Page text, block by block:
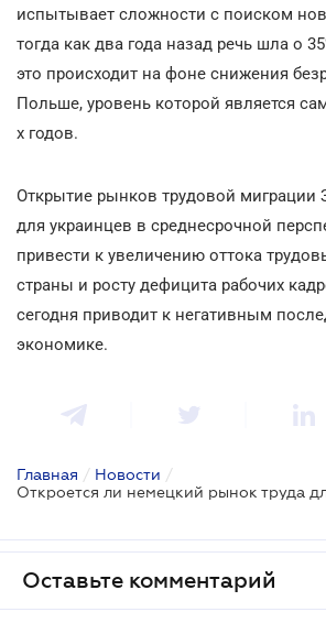
испытывает сложности с поиском
тогда как два года назад речь шла о
это происходит на фоне снижения
Польше, уровень которой является
х годов.
Открытие рынков трудовой миграции
для украинцев в среднесрочной
привести к увеличению оттока
страны и росту дефицита рабочих
сегодня приводит к негативным
экономике.
Главная / Новости /
Оставьте комментарий